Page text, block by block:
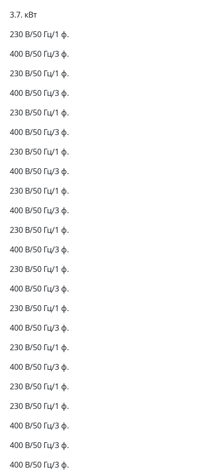
3.7. кВт
230 В/50 Гц/1 ф.
400 В/50 Гц/3 ф.
230 В/50 Гц/1 ф.
400 В/50 Гц/3 ф.
230 В/50 Гц/1 ф.
400 В/50 Гц/3 ф.
230 В/50 Гц/1 ф.
400 В/50 Гц/3 ф.
230 В/50 Гц/1 ф.
400 В/50 Гц/3 ф.
230 В/50 Гц/1 ф.
400 В/50 Гц/3 ф.
230 В/50 Гц/1 ф.
400 В/50 Гц/3 ф.
230 В/50 Гц/1 ф.
400 В/50 Гц/3 ф.
230 В/50 Гц/1 ф.
400 В/50 Гц/3 ф.
230 В/50 Гц/1 ф.
230 В/50 Гц/1 ф.
400 В/50 Гц/3 ф.
400 В/50 Гц/3 ф.
400 В/50 Гц/3 ф.